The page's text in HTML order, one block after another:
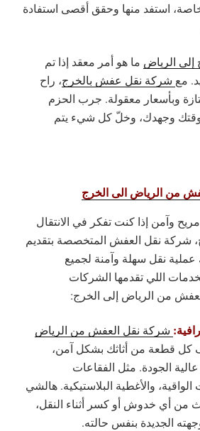
استفد منها وحقق أقصى استفادة
الرياض ما هو أمر معقد إذا تم
مع شركة نقل عفش بالخرج، راح
وبأسعار معقولة. جرب الحزم
وجهدك، وخلّ كل شيء يتم
من الرياض الى الخرج
وآمن إذا كنت تفكر في الانتقال
شركة نقل العفش المتخصصة بتقديم
نقل سهلة وآمنة لجميع
اللي تقدمها الشركات
من الرياض إلى الخرج:
شركة نقل العفش من الرياض
كل قطعة من أثاثك بشكل آمن،
الجودة. مثل الفقاعات
الواقية، والأغطية البلاستيكية. هالشي
من أي خدوش أو كسر أثناء النقل،
الجديدة بنفس حالته.